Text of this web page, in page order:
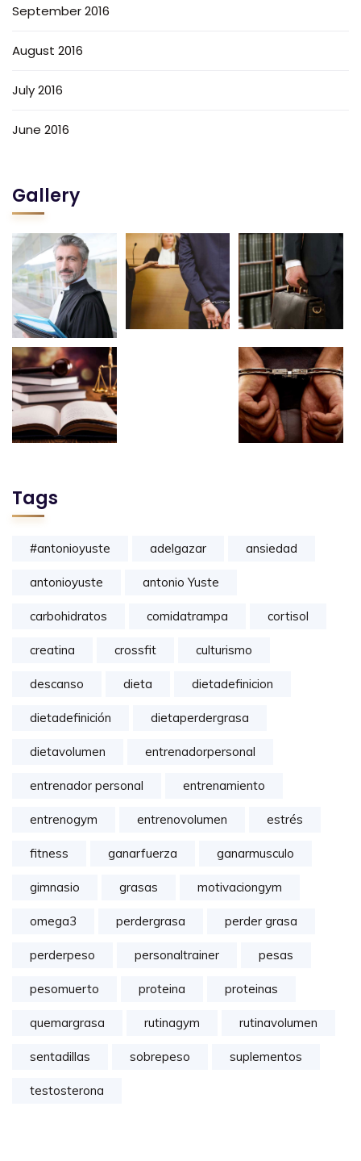
September 2016
August 2016
July 2016
June 2016
Gallery
Tags
#antonioyuste adelgazar ansiedad
antonioyuste antonio Yuste
carbohidratos comidatrampa cortisol
creatina crossfit culturismo
descanso dieta dietadefinicion
dietadefinición dietaperdergrasa
dietavolumen entrenadorpersonal
entrenador personal entrenamiento
entrenogym entrenovolumen estrés
fitness ganarfuerza ganarmusculo
gimnasio grasas motivaciongym
omega3 perdergrasa perder grasa
perderpeso personaltrainer pesas
pesomuerto proteina proteinas
quemargrasa rutinagym rutinavolumen
sentadillas sobrepeso suplementos
testosterona